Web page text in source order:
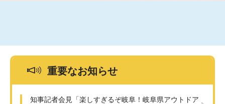
重要なお知らせ
知事記者会見「楽しすぎるぞ岐阜！岐阜県アウトドア